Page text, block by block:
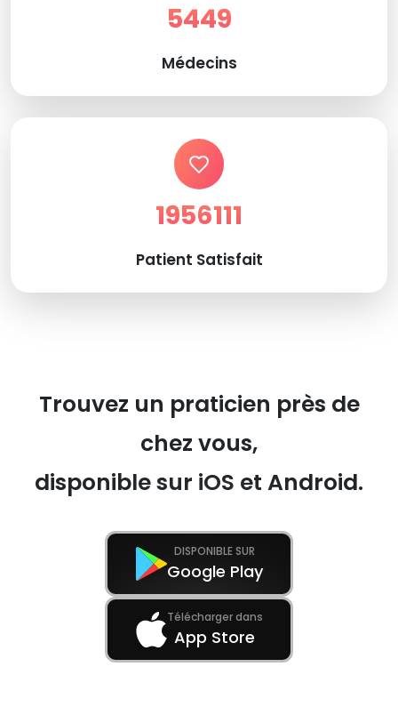
5449
Médecins
1956111
Patient Satisfait
Trouvez un praticien près de
chez vous,
disponible sur iOS et Android.
DISPONIBLE SUR
Google Play
Télécharger dans
App Store